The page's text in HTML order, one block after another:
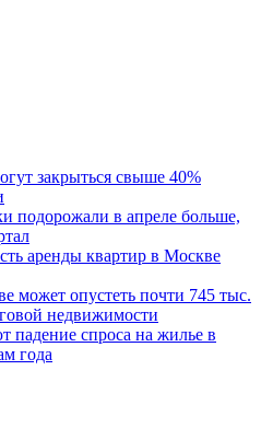
закрыться свыше 40%
подорожали в апреле больше,
аренды квартир в Москве
может опустеть почти 745 тыс.
недвижимости
падение спроса на жилье в
года